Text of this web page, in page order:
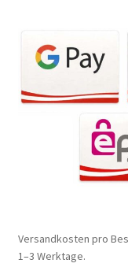
Versandkosten pro
1–3 Werktage.